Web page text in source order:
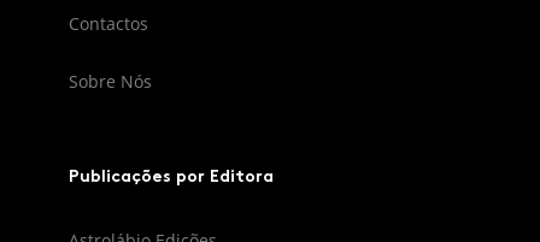
Contactos
Sobre Nós
Publicações por Editora